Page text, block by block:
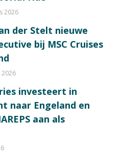
2026
der Stelt nieuwe
bij MSC Cruises
2026
investeert in
naar Engeland en
aan als